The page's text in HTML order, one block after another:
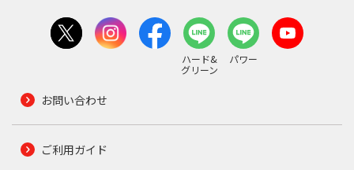
ハード&
グリーン
パワー
お問い合わせ
ご利用ガイド